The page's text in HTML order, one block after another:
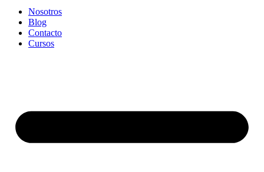
Nosotros
Blog
Contacto
Cursos